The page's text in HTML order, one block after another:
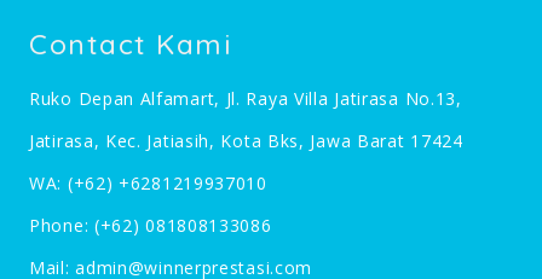
Contact Kami
Ruko Depan Alfamart, Jl. Raya Villa Jatirasa No.13,
Jatirasa, Kec. Jatiasih, Kota Bks, Jawa Barat 17424
WA: (+62) +6281219937010
Phone: (+62) 081808133086
Mail:admin@winnerprestasi.com